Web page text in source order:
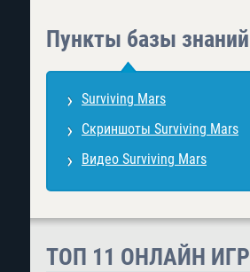
Пункты базы знаний
Surviving Mars
Скриншоты Surviving Mars
Видео Surviving Mars
ТОП 11 ОНЛАЙН ИГР